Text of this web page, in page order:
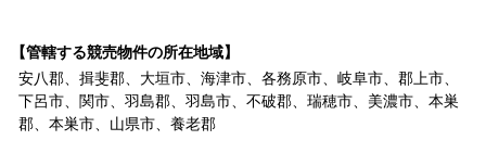
【管轄する競売物件の所在地域】
安八郡、揖斐郡、大垣市、海津市、各務原市、岐阜市、郡上市、
下呂市、関市、羽島郡、羽島市、不破郡、瑞穂市、美濃市、本巣
郡、本巣市、山県市、養老郡